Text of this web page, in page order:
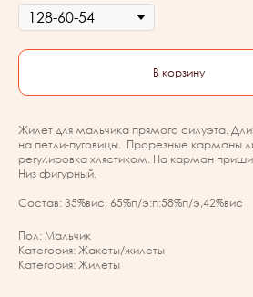
В корзину
Жилет для мальчика прямого силуэта.
на петли-пуговицы. Прорезные карманы
регулировка хлястиком. На карман
Низ фигурный.
Состав: 35%вис, 65%п/э:п:58%п/э,42%вис
Пол: Мальчик
Категория: Жакеты/жилеты
Категория: Жилеты